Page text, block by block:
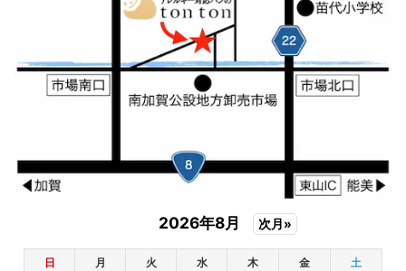
2026年8月 次月»
日 月 火 水 木 金 土